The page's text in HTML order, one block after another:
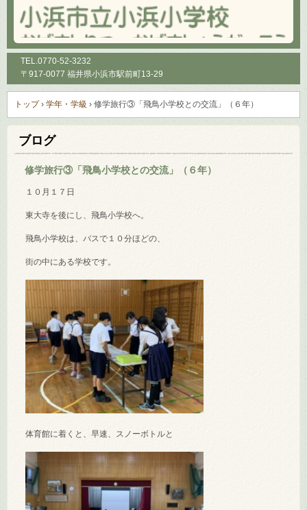
TEL.0770-52-3232
〒917-0077 福井県小浜市駅前町13-29
トップ› 学年・学級 › 修学旅行③「飛鳥小学校との交流」（６年）
ブログ
修学旅行③「飛鳥小学校との交流」（６年）
１０月１７日
東大寺を後にし、飛鳥小学校へ。
飛鳥小学校は、バスで１０分ほどの、
街の中にある学校です。
体育館に着くと、早速、スノーボトルと